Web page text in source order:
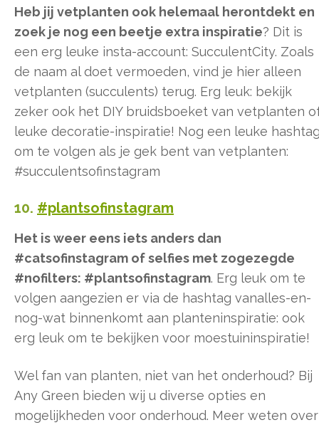
Heb jij vetplanten ook helemaal herontdekt en
zoek je nog een beetje extra inspiratie? Dit is
een erg leuke insta-account: SucculentCity. Zoals
de naam al doet vermoeden, vind je hier alleen
vetplanten (succulents) terug. Erg leuk: bekijk
zeker ook het DIY bruidsboeket van vetplanten
leuke decoratie-inspiratie! Nog een leuke
om te volgen als je gek bent van vetplanten:
#succulentsofinstagram
10. #plantsofinstagram
Het is weer eens iets anders dan
#catsofinstagram of selfies met zogezegde
#nofilters: #plantsofinstagram. Erg leuk om te
volgen aangezien er via de hashtag vanalles-en-
nog-wat binnenkomt aan planteninspiratie: ook
erg leuk om te bekijken voor moestuininspiratie!
Wel fan van planten, niet van het onderhoud? Bij
Any Green bieden wij u diverse opties en
mogelijkheden voor onderhoud. Meer weten over